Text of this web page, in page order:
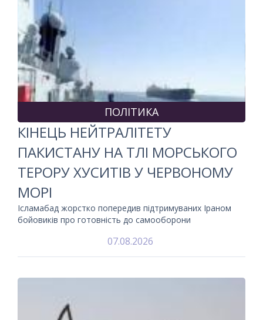
ПОЛІТИКА
КІНЕЦЬ НЕЙТРАЛІТЕТУ
ПАКИСТАНУ НА ТЛІ МОРСЬКОГО
ТЕРОРУ ХУСИТІВ У ЧЕРВОНОМУ
МОРІ
Ісламабад жорстко попередив підтримуваних Іраном
бойовиків про готовність до самооборони
07.08.2026